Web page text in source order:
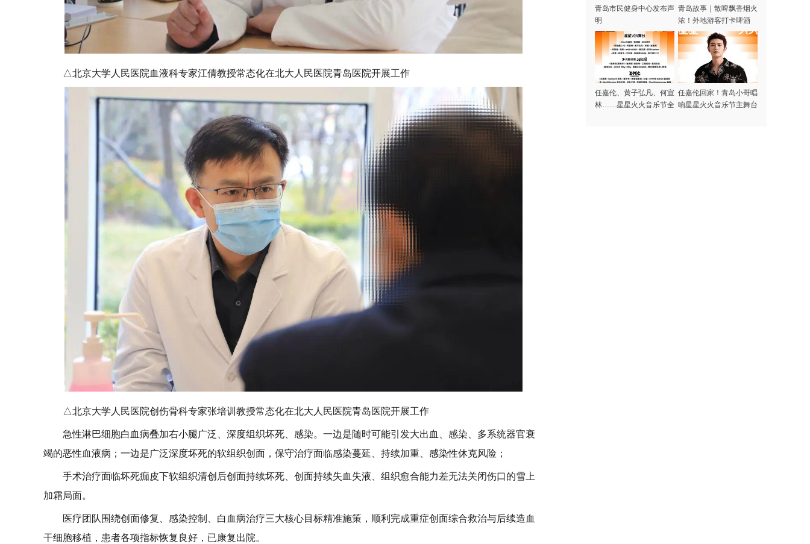
△北京大学人民医院血液科专家江倩教授常态化在北大人民医院青岛医院开展工作
△北京大学人民医院创伤骨科专家张培训教授常态化在北大人民医院青岛医院开展工作
急性淋巴细胞白血病叠加右小腿广泛、深度组织坏死、感染。一边是随时可能引发大出血、感染、多系统器官衰
竭的恶性血液病；一边是广泛深度坏死的软组织创面，保守治疗面临感染蔓延、持续加重、感染性休克风险；
手术治疗面临坏死痂皮下软组织清创后创面持续坏死、创面持续失血失液、组织愈合能力差无法关闭伤口的雪上
加霜局面。
医疗团队围绕创面修复、感染控制、白血病治疗三大核心目标精准施策，顺利完成重症创面综合救治与后续造血
干细胞移植，患者各项指标恢复良好，已康复出院。
青岛市民健身中心发布声
明
青岛故事｜散啤飘香烟火
浓！外地游客打卡啤酒
屋，一场生日邂逅暖心合
唱
任嘉伦、黄子弘凡、何宣
林……星星火火音乐节全
任嘉伦回家！青岛小哥唱
响星星火火音乐节主舞台